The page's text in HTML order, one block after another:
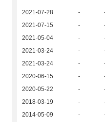
2021-07-28 -
2021-07-15
-
2021-05-04
-
2021-03-24
-
2021-03-24
-
2020-06-15
-
2020-05-22
-
2018-03-19
-
2014-05-09
-